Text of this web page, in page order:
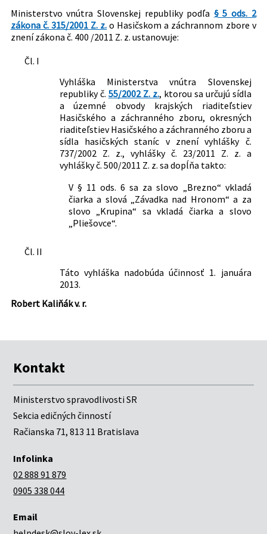
Právna oblasť:
Štátna správa
Nachádza sa v čiastke:
95/2012
Ministerstvo vnútra Slovenskej republiky podľa § 5 ods. 2
zákona č. 315/2001 Z. z. o Hasičskom a záchrannom zbore v
znení zákona č. 400 /2011 Z. z. ustanovuje:
Čl. I
Vyhláška Ministerstva vnútra Slovenskej
republiky č. 55/2002 Z. z., ktorou sa určujú sídla
a územné obvody krajských riaditeľstiev
Hasičského a záchranného zboru, okresných
riaditeľstiev Hasičského a záchranného zboru a
sídla hasičských staníc v znení vyhlášky č.
737/2002 Z. z., vyhlášky č. 23/2011 Z. z. a
vyhlášky č. 500/2011 Z. z. sa dopĺňa takto:
V § 11 ods. 6 sa za slovo „Brezno“ vkladá
čiarka a slová „Závadka nad Hronom“ a za
slovo „Krupina“ sa vkladá čiarka a slovo
„Pliešovce“.
Čl. II
Táto vyhláška nadobúda účinnosť 1. januára
2013.
Robert Kaliňák v. r.
Kontakt
Ministerstvo spravodlivosti SR
Sekcia edičných činností
Račianska 71, 813 11 Bratislava
Infolinka
02 888 91 879
0905 338 044
Email